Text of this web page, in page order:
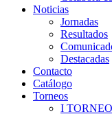
Noticias
Jornadas
Resultados
Destacadas
Contacto
Catálogo
Torneos
I